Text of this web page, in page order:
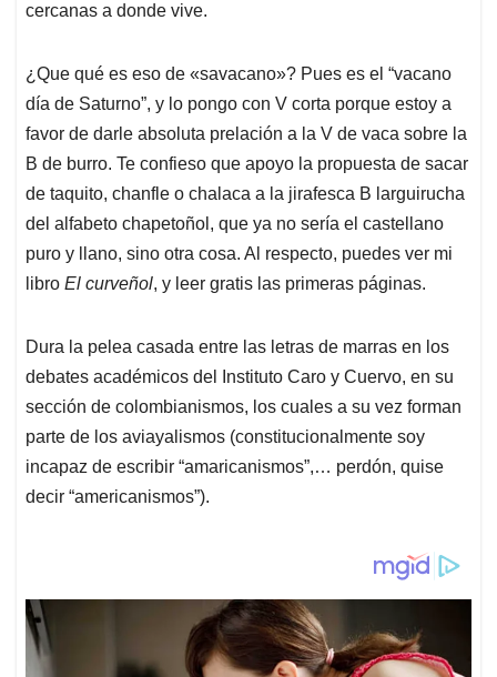
cercanas a donde vive.
¿Que qué es eso de «savacano»? Pues es el “vacano
día de Saturno”, y lo pongo con V corta porque estoy a
favor de darle absoluta prelación a la V de vaca sobre la
B de burro. Te confieso que apoyo la propuesta de sacar
de taquito, chanfle o chalaca a la jirafesca B larguirucha
del alfabeto chapetoñol, que ya no sería el castellano
puro y llano, sino otra cosa. Al respecto, puedes ver mi
libro El curveñol, y leer gratis las primeras páginas.
Dura la pelea casada entre las letras de marras en los
debates académicos del Instituto Caro y Cuervo, en su
sección de colombianismos, los cuales a su vez forman
parte de los aviayalismos (constitucionalmente soy
incapaz de escribir “amaricanismos”,… perdón, quise
decir “americanismos”).